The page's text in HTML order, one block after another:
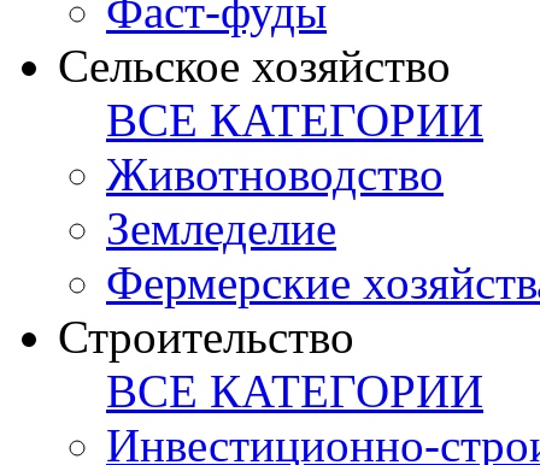
Фаст-фуды
Сельское хозяйство
ВСЕ КАТЕГОРИИ
Животноводство
Земледелие
Фермерские
Строительство
ВСЕ КАТЕГОРИИ
Инвестиционно-